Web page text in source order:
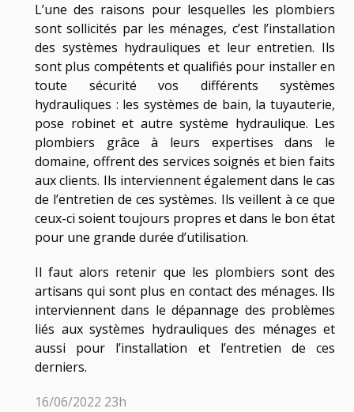
L’une des raisons pour lesquelles les plombiers
sont sollicités par les ménages, c’est l’installation
des systèmes hydrauliques et leur entretien. Ils
sont plus compétents et qualifiés pour installer en
toute sécurité vos différents systèmes
hydrauliques : les systèmes de bain, la tuyauterie,
pose robinet et autre système hydraulique. Les
plombiers grâce à leurs expertises dans le
domaine, offrent des services soignés et bien faits
aux clients. Ils interviennent également dans le cas
de l’entretien de ces systèmes. Ils veillent à ce que
ceux-ci soient toujours propres et dans le bon état
pour une grande durée d’utilisation.
Il faut alors retenir que les plombiers sont des
artisans qui sont plus en contact des ménages. Ils
interviennent dans le dépannage des problèmes
liés aux systèmes hydrauliques des ménages et
aussi pour l’installation et l’entretien de ces
derniers.
16/06/2022 23h